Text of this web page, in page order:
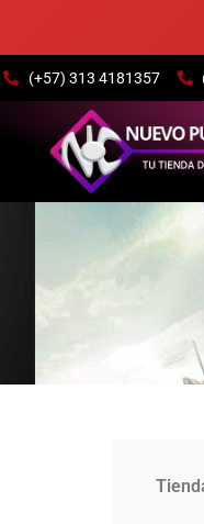
(+57) 313 4181357